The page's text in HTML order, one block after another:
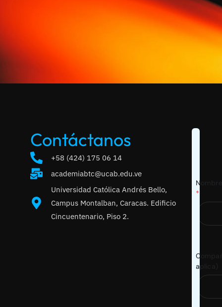
Contáctanos
+58 (424) 175 06 14
academiabtc@ucab.edu.ve
Universidad Católica Andrés Bello,
Campus Montalban, Caracas. Edificio
Cincuentenario, Piso 2.
*
aplica)